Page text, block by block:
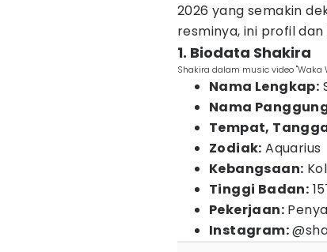
2026 yang semakin
resminya, ini profil
1. Biodata Shakira
Shakira dalam music video "Waka
Nama Lengkap:
Nama
Tempat,
Zodiak: Aquarius
Kebangsaan:
Tinggi Badan:
Pekerjaan:
Instagram: